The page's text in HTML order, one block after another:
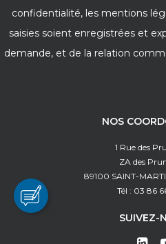
confidentialité, les mentions
saisies soient enregistrées et
demande, et de la relation
NOS
1 Rue des
ZA des
89100 SAINT-
Tél : 03 86
SUIVEZ-